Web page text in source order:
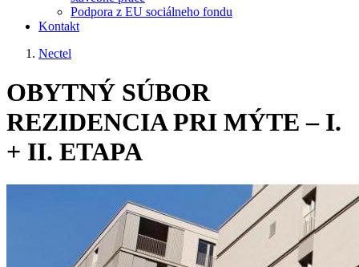
Podpora z EU sociálneho fondu
Kontakt
Nectel
OBYTNÝ SÚBOR
REZIDENCIA PRI MÝTE – I.
+ II. ETAPA